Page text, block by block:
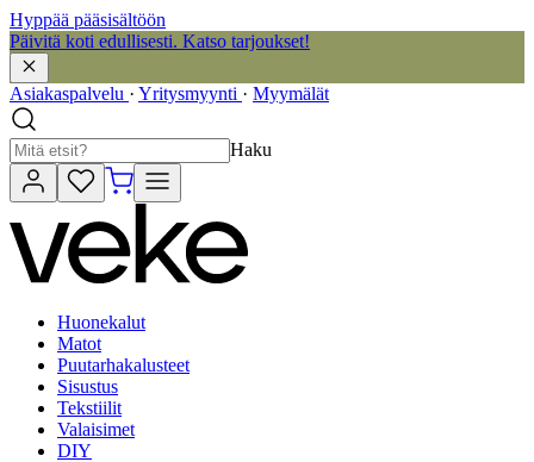
Hyppää pääsisältöön
Päivitä koti edullisesti. Katso tarjoukset!
Asiakaspalvelu · Yritysmyynti · Myymälät
Haku
Huonekalut
Matot
Puutarhakalusteet
Sisustus
Tekstiilit
Valaisimet
DIY